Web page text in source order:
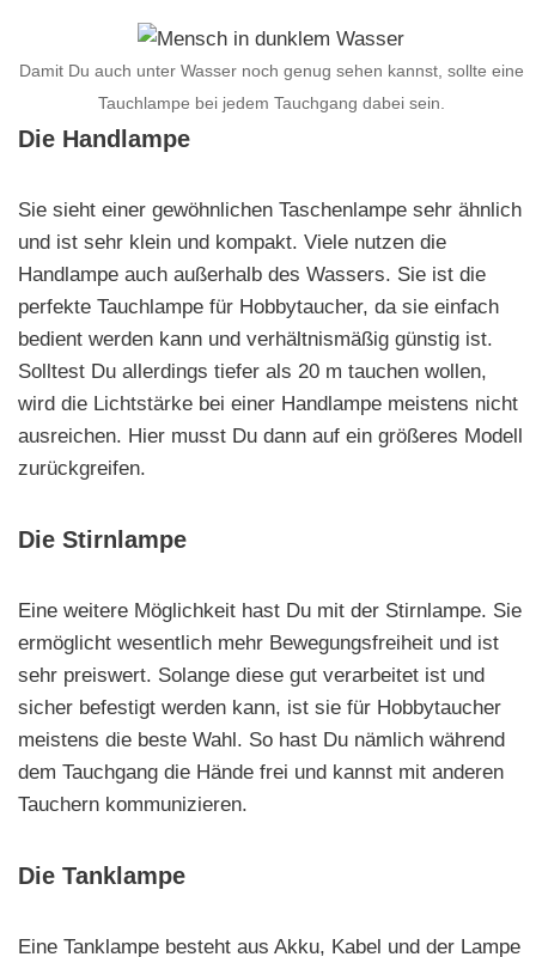
Damit Du auch unter Wasser noch genug sehen kannst, sollte eine
Tauchlampe bei jedem Tauchgang dabei sein.
Die Handlampe
Sie sieht einer gewöhnlichen Taschenlampe sehr ähnlich
und ist sehr klein und kompakt. Viele nutzen die
Handlampe auch außerhalb des Wassers. Sie ist die
perfekte Tauchlampe für Hobbytaucher, da sie einfach
bedient werden kann und verhältnismäßig günstig ist.
Solltest Du allerdings tiefer als 20 m tauchen wollen,
wird die Lichtstärke bei einer Handlampe meistens nicht
ausreichen. Hier musst Du dann auf ein größeres Modell
zurückgreifen.
Die Stirnlampe
Eine weitere Möglichkeit hast Du mit der Stirnlampe. Sie
ermöglicht wesentlich mehr Bewegungsfreiheit und ist
sehr preiswert. Solange diese gut verarbeitet ist und
sicher befestigt werden kann, ist sie für Hobbytaucher
meistens die beste Wahl. So hast Du nämlich während
dem Tauchgang die Hände frei und kannst mit anderen
Tauchern kommunizieren.
Die Tanklampe
Eine Tanklampe besteht aus Akku, Kabel und der Lampe